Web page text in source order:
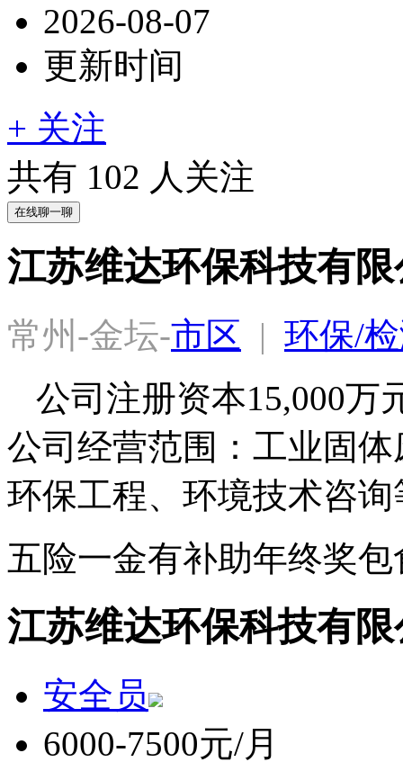
2026-08-07
更新时间
+ 关注
共有 102 人关注
在线聊一聊
江苏维达环保科技有
常州-金坛-市区 | 环保/
公司注册资本15,000万
公司经营范围：工业固
五险一金有补助年终奖包
江苏维达环保科技有
安全员
6000-7500元/月